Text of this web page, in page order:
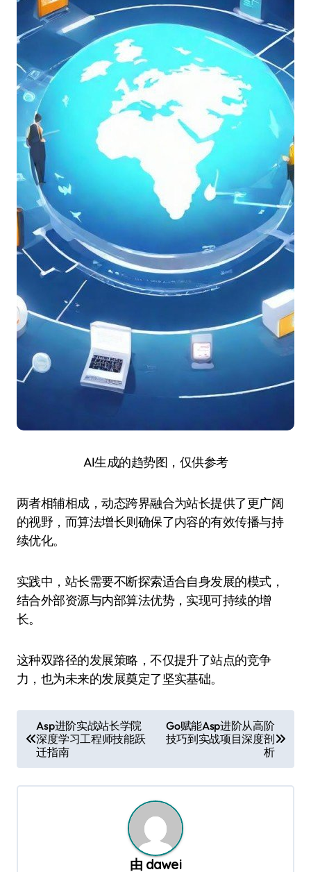
AI生成的趋势图，仅供参考
两者相辅相成，动态跨界融合为站长提供了更广阔
的视野，而算法增长则确保了内容的有效传播与持
续优化。
实践中，站长需要不断探索适合自身发展的模式，
结合外部资源与内部算法优势，实现可持续的增
长。
这种双路径的发展策略，不仅提升了站点的竞争
力，也为未来的发展奠定了坚实基础。
章
导
航
Asp进阶实战站长学院
深度学习工程师技能跃
迁指南
Go赋能Asp进阶从高阶
技巧到实战项目深度剖
析
由 dawei